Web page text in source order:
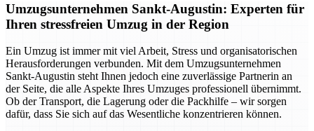
Umzugsunternehmen Sankt-Augustin: Experten für
Ihren stressfreien Umzug in der Region
Ein Umzug ist immer mit viel Arbeit, Stress und organisatorischen
Herausforderungen verbunden. Mit dem Umzugsunternehmen
Sankt-Augustin steht Ihnen jedoch eine zuverlässige Partnerin an
der Seite, die alle Aspekte Ihres Umzuges professionell übernimmt.
Ob der Transport, die Lagerung oder die Packhilfe – wir sorgen
dafür, dass Sie sich auf das Wesentliche konzentrieren können.